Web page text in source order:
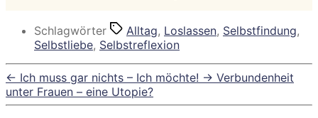
Schlagwörter Alltag, Loslassen, Selbstfindung,
Selbstliebe, Selbstreflexion
← Ich muss gar nichts – Ich möchte! → Verbundenheit
unter Frauen – eine Utopie?